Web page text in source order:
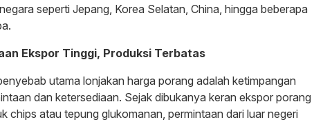
seperti Jepang, Korea Selatan, China, hingga beberapa
Ekspor Tinggi, Produksi Terbatas
utama lonjakan harga porang adalah ketimpangan
dan ketersediaan. Sejak dibukanya keran ekspor porang
chips atau tepung glukomanan, permintaan dari luar negeri